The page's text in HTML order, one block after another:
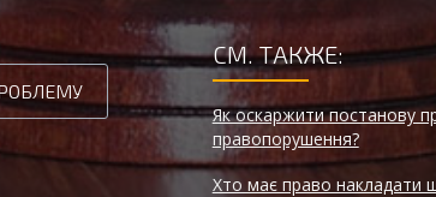
СМ. ТАКЖЕ:
Як оскаржити постанову
правопорушення?
Хто має право накладати